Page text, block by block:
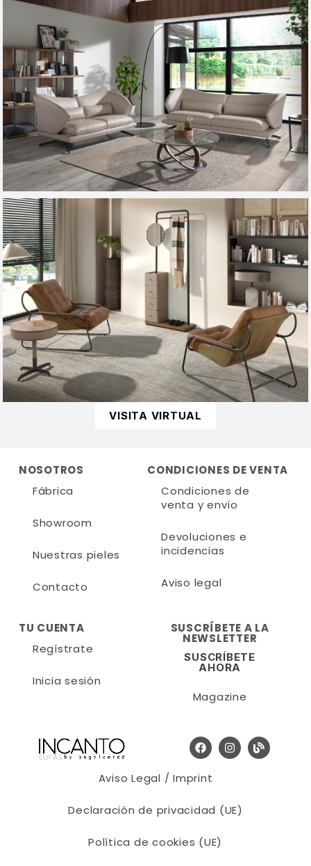
VISITA VIRTUAL
NOSOTROS
Fábrica
Showroom
Nuestras pieles
Contacto
CONDICIONES DE VENTA
Condiciones de
venta y envío
Devoluciones e
incidencias
Aviso legal
TU CUENTA
Regístrate
Inicia sesión
SUSCRÍBETE A LA
NEWSLETTER
SUSCRÍBETE
AHORA
Magazine
Aviso Legal / Imprint
Declaración de privacidad (UE)
Política de cookies (UE)